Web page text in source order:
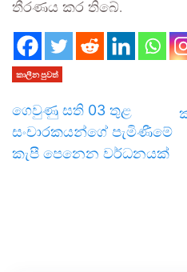
තීරණය කර තිබේ.
කාලීන පුවත්
ගෙවුණු සති 03 තුළ
සංචාරකයන්ගේ පැමිණීමේ
කැපී පෙනෙන වර්ධනයක්